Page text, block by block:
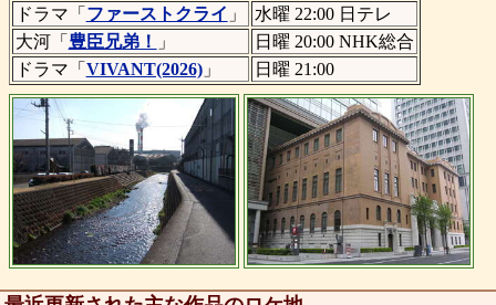
ドラマ「 ファーストクライ 」
水曜 22:00 日テレ
大河「 豊臣兄弟！ 」
日曜 20:00 NHK総合
ドラマ「 VIVANT(2026)」 日曜 21:00